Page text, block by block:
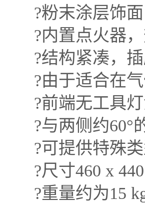
?粉末涂层饰面
?内置点火器，
?结构紧凑，插
?由于适合在气
?前端无工具灯
?与两侧约60°
?可提供特殊类
?尺寸460 x 440
?重量约为15